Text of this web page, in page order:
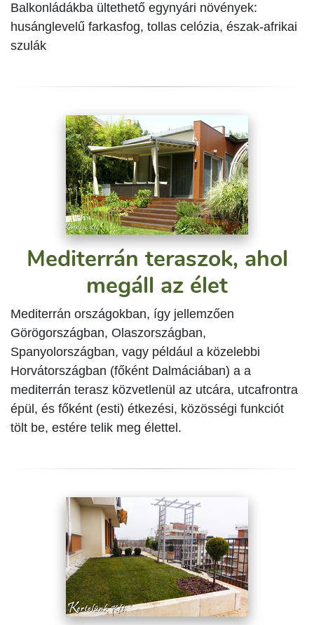
Balkonládákba ültethető egynyári növények:
husánglevelű farkasfog, tollas celózia, észak-afrikai
szulák
Mediterrán teraszok, ahol
megáll az élet
Mediterrán országokban, így jellemzően
Görögországban, Olaszországban,
Spanyolországban, vagy például a közelebbi
Horvátországban (főként Dalmáciában) a a
mediterrán terasz közvetlenül az utcára, utcafrontra
épül, és főként (esti) étkezési, közösségi funkciót
tölt be, estére telik meg élettel.